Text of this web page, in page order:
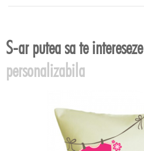
S-ar putea sa te intereseze
personalizabila